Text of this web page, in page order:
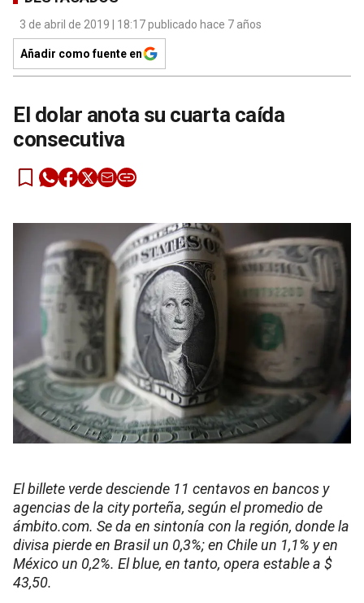
3 de abril de 2019 | 18:17 publicado hace 7 años
Añadir como fuente en
El dolar anota su cuarta caída
consecutiva
El billete verde desciende 11 centavos en bancos y
agencias de la city porteña, según el promedio de
ámbito.com. Se da en sintonía con la región, donde la
divisa pierde en Brasil un 0,3%; en Chile un 1,1% y en
México un 0,2%. El blue, en tanto, opera estable a $
43,50.